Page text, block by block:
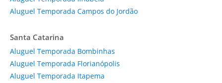
Aluguel Temporada Campos do Jordão
Santa Catarina
Aluguel Temporada Bombinhas
Aluguel Temporada Florianópolis
Aluguel Temporada Itapema